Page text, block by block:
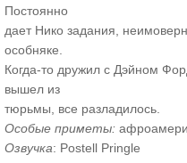
Постоянно
дает Нико задания,
особняке.
Когда-то дружил с Дэйном
вышел из
тюрьмы, все разладилось.
Особые приметы:
Озвучка: Postell Pringle